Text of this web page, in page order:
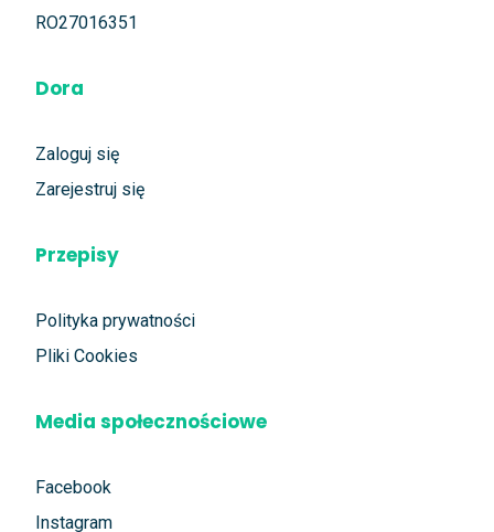
RO27016351
Dora
Zaloguj się
Zarejestruj się
Przepisy
Polityka prywatności
Pliki Cookies
Media społecznościowe
Facebook
Instagram